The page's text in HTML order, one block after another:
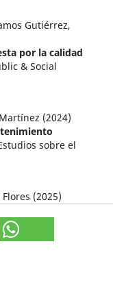
Gutiérrez,
por la calidad
& Social
(2024)
sobre el
(2025)
Spanish
Lago, Carmen